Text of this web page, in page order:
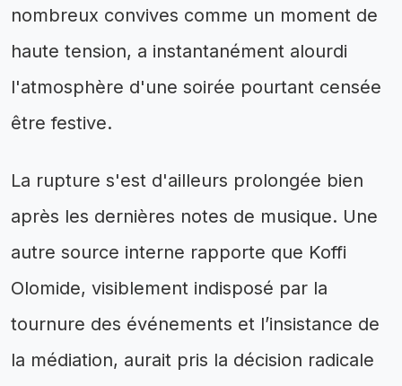
nombreux convives comme un moment de
haute tension, a instantanément alourdi
l'atmosphère d'une soirée pourtant censée
être festive.
La rupture s'est d'ailleurs prolongée bien
après les dernières notes de musique. Une
autre source interne rapporte que Koffi
Olomide, visiblement indisposé par la
tournure des événements et l’insistance de
la médiation, aurait pris la décision radicale